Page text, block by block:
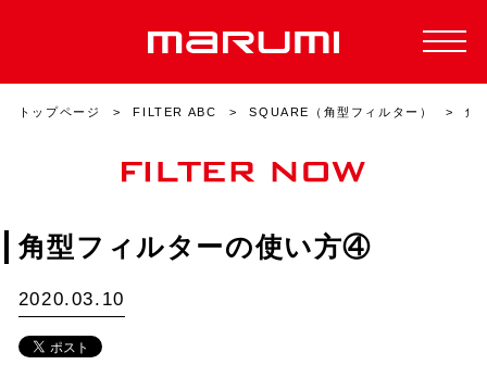
トップページ FILTER ABC SQUARE（角型フィルター） 角
角型フィルターの使い方④
2020.03.10